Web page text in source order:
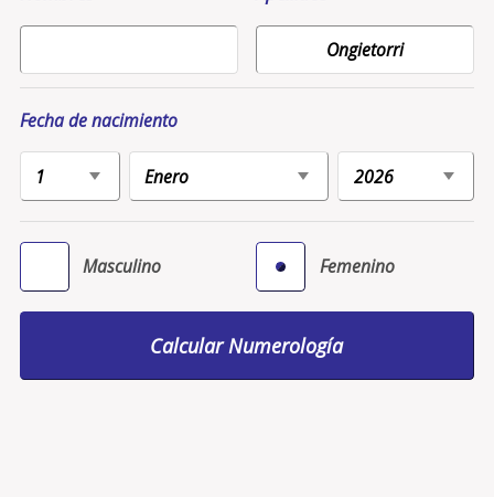
Fecha de nacimiento
Masculino Femenino